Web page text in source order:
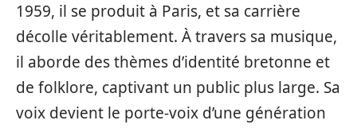
1959, il se produit à Paris, et sa carrière
décolle véritablement. À travers sa musique,
il aborde des thèmes d’identité bretonne et
de folklore, captivant un public plus large. Sa
voix devient le porte-voix d’une génération